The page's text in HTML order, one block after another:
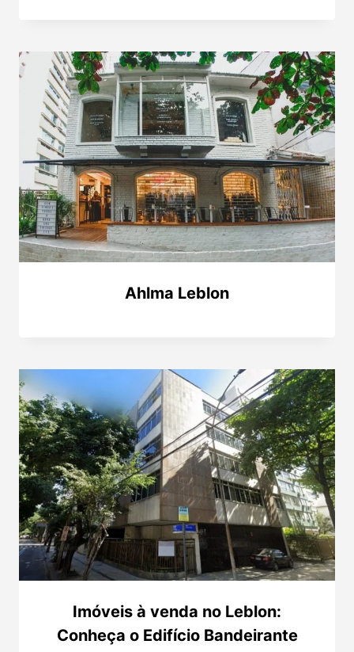
Ahlma Leblon
Imóveis à venda no Leblon:
Conheça o Edifício Bandeirante